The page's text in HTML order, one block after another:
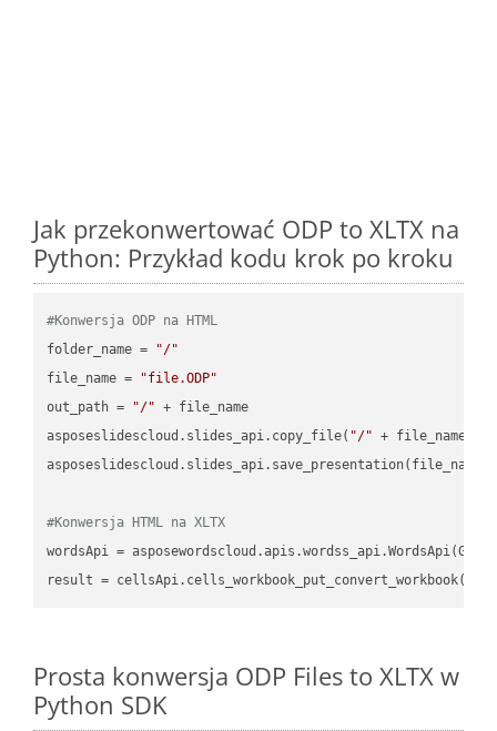
Jak przekonwertować ODP to XLTX na
Python: Przykład kodu krok po kroku
#Konwersja ODP na HTML
folder_name =
"/"
file_name =
"file.ODP"
out_path =
"/" + file_name
asposeslidescloud.slides_api.copy_file( "/" + file_name,
#Konwersja HTML na XLTX
wordsApi =
result =
Prosta konwersja ODP Files to XLTX w
Python SDK